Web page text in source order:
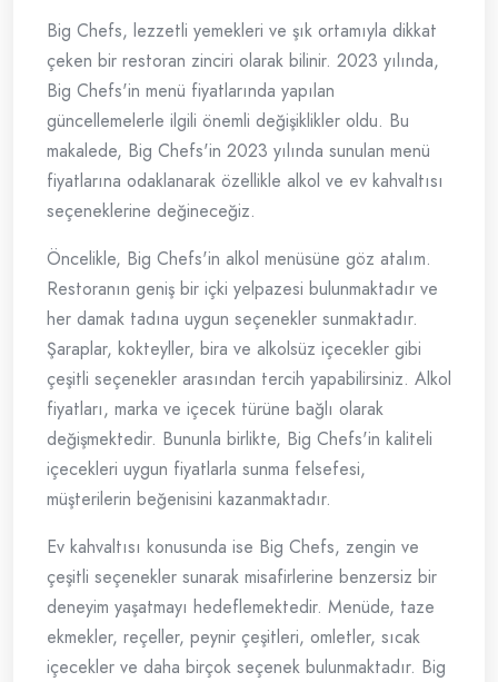
Big Chefs, lezzetli yemekleri ve şık ortamıyla dikkat
çeken bir restoran zinciri olarak bilinir. 2023 yılında,
Big Chefs'in menü fiyatlarında yapılan
güncellemelerle ilgili önemli değişiklikler oldu. Bu
makalede, Big Chefs'in 2023 yılında sunulan menü
fiyatlarına odaklanarak özellikle alkol ve ev kahvaltısı
seçeneklerine değineceğiz.
Öncelikle, Big Chefs'in alkol menüsüne göz atalım.
Restoranın geniş bir içki yelpazesi bulunmaktadır ve
her damak tadına uygun seçenekler sunmaktadır.
Şaraplar, kokteyller, bira ve alkolsüz içecekler gibi
çeşitli seçenekler arasından tercih yapabilirsiniz. Alkol
fiyatları, marka ve içecek türüne bağlı olarak
değişmektedir. Bununla birlikte, Big Chefs'in kaliteli
içecekleri uygun fiyatlarla sunma felsefesi,
müşterilerin beğenisini kazanmaktadır.
Ev kahvaltısı konusunda ise Big Chefs, zengin ve
çeşitli seçenekler sunarak misafirlerine benzersiz bir
deneyim yaşatmayı hedeflemektedir. Menüde, taze
ekmekler, reçeller, peynir çeşitleri, omletler, sıcak
içecekler ve daha birçok seçenek bulunmaktadır. Big